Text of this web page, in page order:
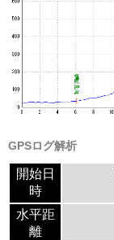
GPSログ解析
開始日
時
水平距
離